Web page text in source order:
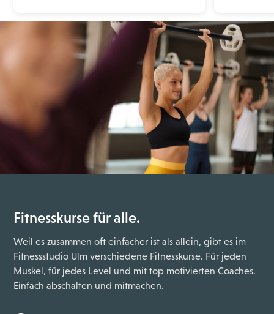
Fitnesskurse für alle.
Weil es zusammen oft einfacher ist als allein, gibt es im
Fitnessstudio Ulm verschiedene Fitnesskurse. Für jeden
Muskel, für jedes Level und mit top motivierten Coaches.
Einfach abschalten und mitmachen.